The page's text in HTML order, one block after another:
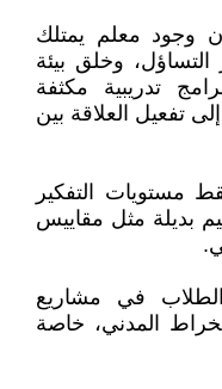
وجود معلم يمتلك
التساؤل، وخلق بيئة
تدريبية مكثفة
تفعيل العلاقة بين
مستويات التفكير
بديلة مثل مقاييس
في مشاريع
المدني، خاصة